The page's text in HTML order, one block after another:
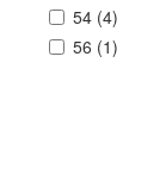
54 (4)
56 (1)